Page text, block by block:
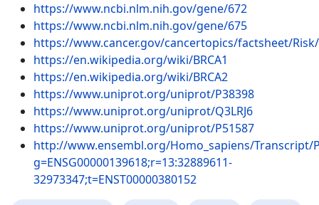
https://www.ncbi.nlm.nih.gov/gene/672
https://www.ncbi.nlm.nih.gov/gene/675
https://www.cancer.gov/cancertopics/factsheet/Risk/
https://en.wikipedia.org/wiki/BRCA1
https://en.wikipedia.org/wiki/BRCA2
https://www.uniprot.org/uniprot/P38398
https://www.uniprot.org/uniprot/Q3LRJ6
https://www.uniprot.org/uniprot/P51587
http://www.ensembl.org/Homo_sapiens/Transcript/
g=ENSG00000139618;r=13:32889611-
32973347;t=ENST00000380152